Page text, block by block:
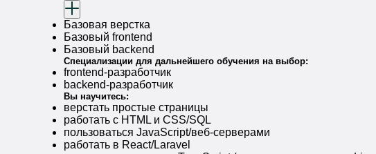
Базовая верстка
Базовый frontend
Базовый backend
Специализации для дальнейшего обучения на выбор:
frontend-разработчик
backend-разработчик
Вы научитесь:
верстать простые страницы
работать с HTML и CSS/SQL
пользоваться JavaScript/веб-серверами
работать в React/Laravel